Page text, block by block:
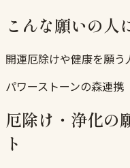
こんな願いの人
開運厄除けや健康を願う
パワーストーンの森連携
厄除け・浄化の
ト